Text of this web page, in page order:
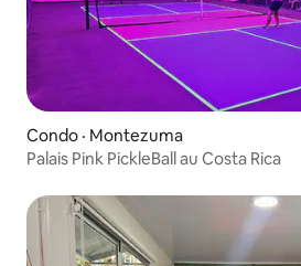
Condo · Montezuma
Palais Pink PickleBall au Costa Rica